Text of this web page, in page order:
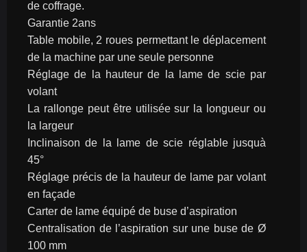
de coffrage.
Garantie 2ans
Table mobile, 2 roues permettant le déplacement
de la machine par une seule personne
Réglage de la hauteur de la lame de scie par
volant
La rallonge peut être utilisée sur la longueur ou
la largeur
Inclinaison de la lame de scie réglable jusquà
45°
Réglage précis de la hauteur de lame par volant
en façade
Carter de lame équipé de buse d’aspiration
Centralisation de l’aspiration sur une buse de Ø
100 mm